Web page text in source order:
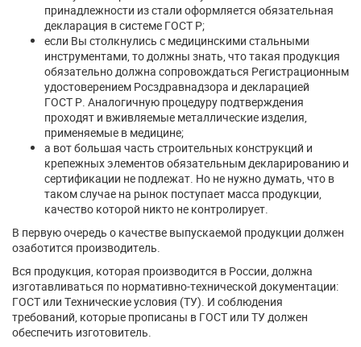
принадлежности из стали оформляется обязательная
декларация в системе ГОСТ Р;
если Вы столкнулись с медицинскими стальными
инструментами, то должны знать, что такая продукция
обязательно должна сопровождаться Регистрационным
удостоверением Росздравнадзора и декларацией
ГОСТ Р. Аналогичную процедуру подтверждения
проходят и вживляемые металлические изделия,
применяемые в медицине;
а вот большая часть строительных конструкций и
крепежных элементов обязательным декларированию и
сертификации не подлежат. Но не нужно думать, что в
таком случае на рынок поступает масса продукции,
качество которой никто не контролирует.
В первую очередь о качестве выпускаемой продукции должен
озаботится производитель.
Вся продукция, которая производится в России, должна
изготавливаться по нормативно-технической документации:
ГОСТ или Технические условия (ТУ). И соблюдения
требований, которые прописаны в ГОСТ или ТУ должен
обеспечить изготовитель.